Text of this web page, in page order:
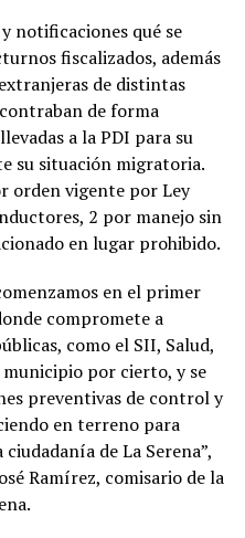
notificaciones qué se
fiscalizados, además
de distintas
de forma
a la PDI para su
su situación migratoria.
orden vigente por Ley
2 por manejo sin
en lugar prohibido.
en el primer
compromete a
como el SII, Salud,
por cierto, y se
preventivas de control y
en terreno para
de La Serena”,
Ramírez, comisario de la